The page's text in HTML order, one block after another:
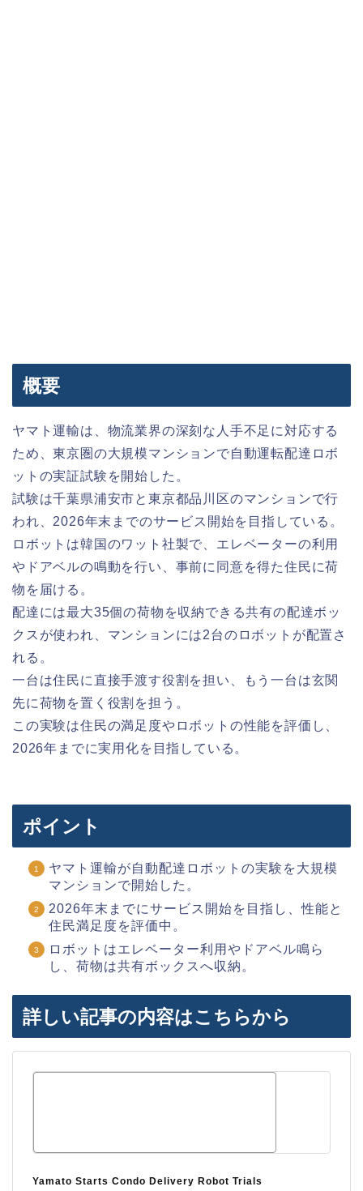
概要
ヤマト運輸は、物流業界の深刻な人手不足に対応する
ため、東京圏の大規模マンションで自動運転配達ロボ
ットの実証試験を開始した。
試験は千葉県浦安市と東京都品川区のマンションで行
われ、2026年末までのサービス開始を目指している。
ロボットは韓国のワット社製で、エレベーターの利用
やドアベルの鳴動を行い、事前に同意を得た住民に荷
物を届ける。
配達には最大35個の荷物を収納できる共有の配達ボッ
クスが使われ、マンションには2台のロボットが配置さ
れる。
一台は住民に直接手渡す役割を担い、もう一台は玄関
先に荷物を置く役割を担う。
この実験は住民の満足度やロボットの性能を評価し、
2026年までに実用化を目指している。
ポイント
ヤマト運輸が自動配達ロボットの実験を大規模
マンションで開始した。
2026年末までにサービス開始を目指し、性能と
住民満足度を評価中。
ロボットはエレベーター利用やドアベル鳴ら
し、荷物は共有ボックスへ収納。
詳しい記事の内容はこちらから
Yamato Starts Condo Delivery Robot Trials